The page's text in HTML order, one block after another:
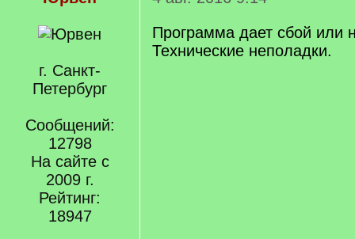
г. Санкт-
Петербург
Сообщений:
12798
На сайте с
2009 г.
Рейтинг:
18947
Программа дает сбой или
Технические неполадки.